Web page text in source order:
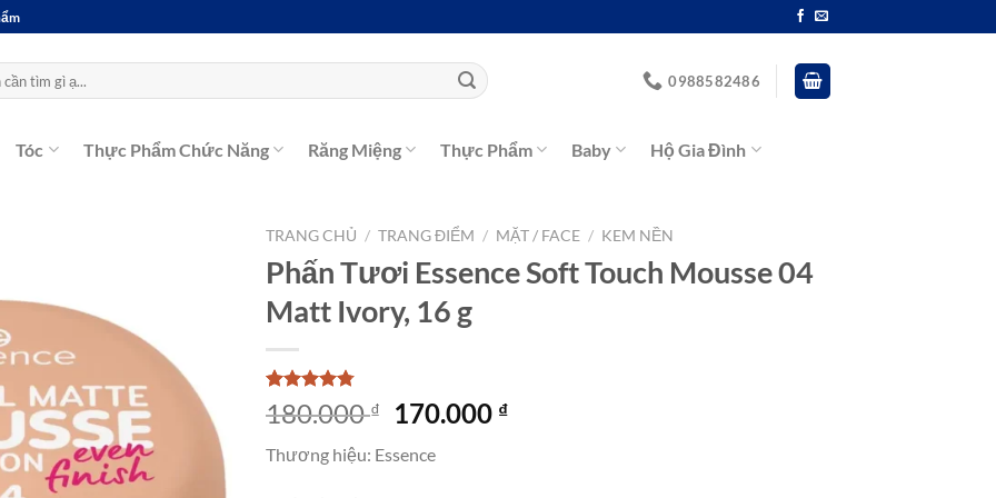
0988582486
Tóc Thực Phẩm Chức Năng Răng Miệng Thực Phẩm Baby Hộ Gia Đình
TRANG CHỦ / TRANG ĐIỂM / MẶT / FACE / KEM NỀN
Phấn Tươi Essence Soft Touch Mousse 04
Matt Ivory, 16 g
4.75trên 5
dựa trên
4
180.000₫
Giá
là:
170.000 ₫Giá
Thương hiệu: Essence